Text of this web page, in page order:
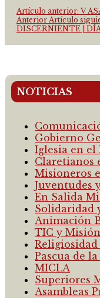
Artículo anterior: V
Anterior Artículo
DISCERNIENTE |
NOTICIAS
Gobierno
Iglesia en el
Claretianos
Misioneros
Juventudes
En Salida
Solidaridad
Animación
TIC y Misión
Pascua de
MICLA
Superiores
Asambleas